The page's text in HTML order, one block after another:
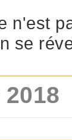
n'est
se